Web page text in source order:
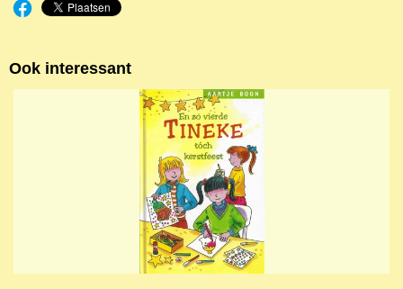
Ook interessant